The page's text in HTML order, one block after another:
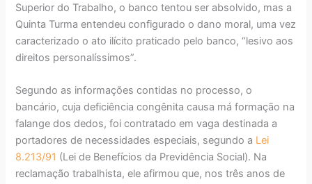
Superior do Trabalho, o banco tentou ser absolvido, mas a
Quinta Turma entendeu configurado o dano moral, uma vez
caracterizado o ato ilícito praticado pelo banco, “lesivo aos
direitos personalíssimos”.
Segundo as informações contidas no processo, o
bancário, cuja deficiência congênita causa má formação na
falange dos dedos, foi contratado em vaga destinada a
portadores de necessidades especiais, segundo a Lei
8.213/91 (Lei de Benefícios da Previdência Social). Na
reclamação trabalhista, ele afirmou que, nos três anos de